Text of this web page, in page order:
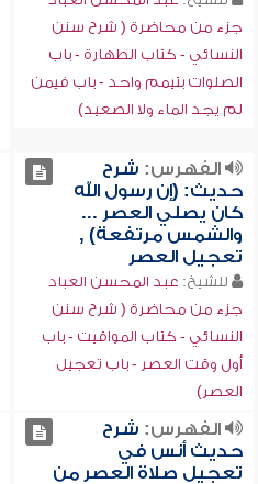
جزء من محاضرة ( شرح سنن
النسائي - كتاب الطهارة - باب
الصلوات بتيمم واحد - باب فيمن
لم يجد الماء ولا الصعيد)
الفهرس: شرح
حديث: (إن رسول الله
كان يصلي العصر ...
والشمس مرتفعة) ,
تعجيل العصر
للشيخ: عبد المحسن العباد
جزء من محاضرة ( شرح سنن
النسائي - كتاب المواقيت - باب
أول وقت العصر - باب تعجيل
العصر)
الفهرس: شرح
حديث أنس في
تعجيل صلاة العصر من